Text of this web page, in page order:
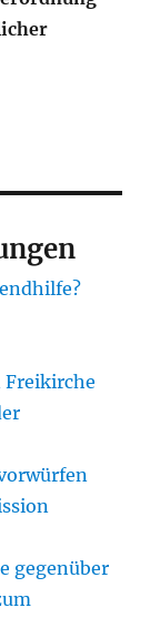
gegenüber